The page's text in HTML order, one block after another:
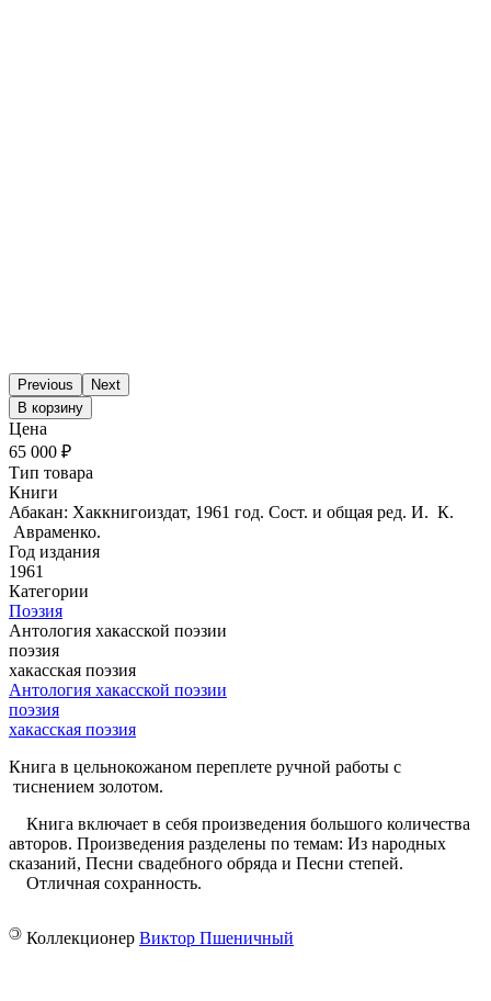
Previous
Next
В корзину
Цена
65 000 ₽
Тип товара
Книги
Абакан: Хаккнигоиздат, 1961 год. Сост. и общая ред. И. К.
Авраменко.
Год издания
1961
Категории
Поэзия
Антология хакасской поэзии
поэзия
хакасская поэзия
Антология хакасской поэзии
поэзия
хакасская поэзия
Книга в цельнокожаном переплете ручной ­работы с
тиснением золотом.
Книга включает в себя произведения большого количества
авторов. Произведения разделены по темам: Из народных
сказаний, Песни свадебного обряда и Песни степей.
Отличная сохранность.
© Коллекционер Виктор Пшеничный